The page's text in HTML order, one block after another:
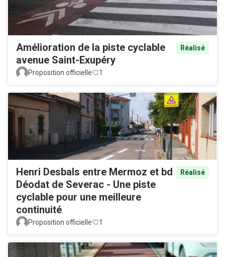
Amélioration de la piste cyclable
avenue Saint-Exupéry
Réalisé
Proposition officielle 1
Henri Desbals entre Mermoz et bd
Déodat de Severac - Une piste
cyclable pour une meilleure
continuité
Réalisé
Proposition officielle 1